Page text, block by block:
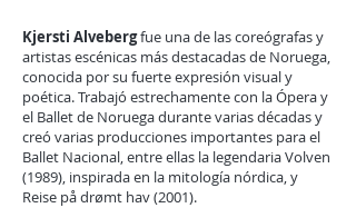
Kjersti Alvebergfue una de las coreógrafas y
artistas escénicas más destacadas de Noruega,
conocida por su fuerte expresión visual y
poética. Trabajó estrechamente con la Ópera y
el Ballet de Noruega durante varias décadas y
creó varias producciones importantes para el
Ballet Nacional, entre ellas la legendaria Volven
(1989), inspirada en la mitología nórdica, y
Reise på drømt hav (2001).